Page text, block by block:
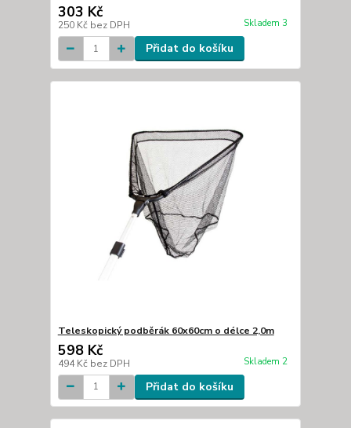
303 Kč
250 Kč bez DPH Skladem 3
Přidat do košíku
Teleskopický podběrák 60x60cm o délce 2,0m
598 Kč
494 Kč bez DPH Skladem 2
Přidat do košíku